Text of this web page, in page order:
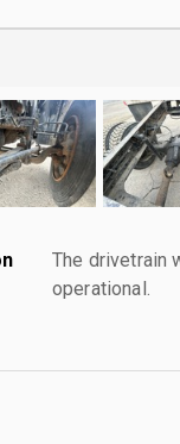
The drivetrain
operational.